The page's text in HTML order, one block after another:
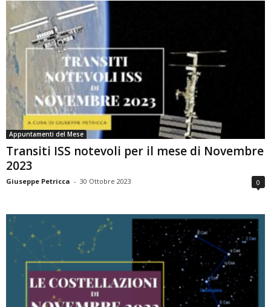
Appuntamenti del Mese
Transiti ISS notevoli per il mese di Novembre
2023
Giuseppe Petricca - 30 Ottobre 2023 0